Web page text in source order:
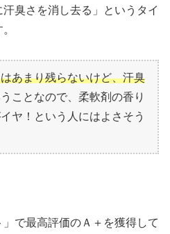
臭さを消し去る」というタイ
あまり残らないけど、汗臭
ことなので、柔軟剤の香り
ヤ！という人にはよさそう
で最高評価のＡ＋を獲得して